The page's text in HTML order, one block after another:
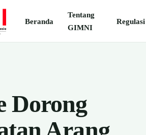
Beranda
Tentang
GIMNI
Regulasi
Dorong